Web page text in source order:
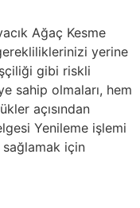
Ağaç Kesme
yerine
gibi riskli
sahip olmaları, hem
açısından
Yenileme işlemi
için